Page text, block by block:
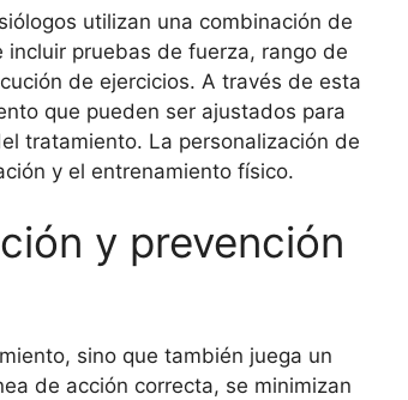
utilizan una combinación de
pruebas de fuerza, rango de
de ejercicios. A través de esta
que pueden ser ajustados para
tratamiento. La personalización de
y el entrenamiento físico.
y prevención
sino que también juega un
de acción correcta, se minimizan